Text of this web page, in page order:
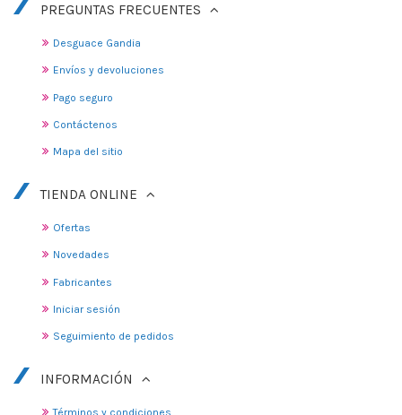
PREGUNTAS FRECUENTES
Desguace Gandia
Envíos y devoluciones
Pago seguro
Contáctenos
Mapa del sitio
TIENDA ONLINE
Ofertas
Novedades
Fabricantes
Iniciar sesión
Seguimiento de pedidos
INFORMACIÓN
Términos y condiciones